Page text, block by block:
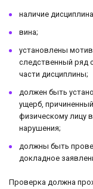
наличие
вина;
установлены
следственный ряд
части дисциплины;
должен быть
ущерб,
физическому лицу
нарушения;
должны быть
докладное
Проверка должна